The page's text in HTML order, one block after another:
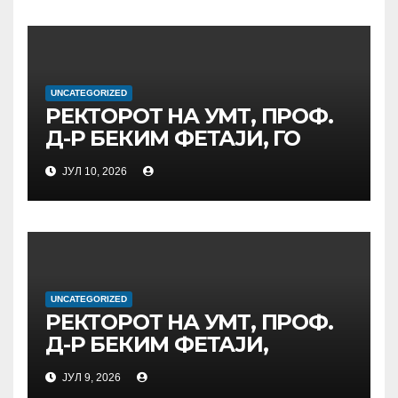
МЕЃУНАРОДНАТА
ОБРАЗОВАНИЕ И
ГЛОБАЛНО ГРАЃАНСТВО
UNCATEGORIZED
РЕКТОРОТ НА УМТ, ПРОФ.
Д-Р БЕКИМ ФЕТАЈИ, ГО
ПРЕЧЕКА НА ОФИЦИЈАЛНА
СРЕДБА ГЕНЕРАЛНИОТ
ДИРЕКТОР НА АД МЕПСО,
Д-Р БУРИМ ЛАТИФИ
ЈУЛ 10, 2026
UNCATEGORIZED
РЕКТОРОТ НА УМТ, ПРОФ.
Д-Р БЕКИМ ФЕТАЈИ,
ОДРЖА РАБОТНА СРЕДБА
СО ДИРЕКТОРОТ ОД
ЈУЛ 9, 2026